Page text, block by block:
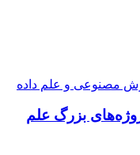
بزرگ علم